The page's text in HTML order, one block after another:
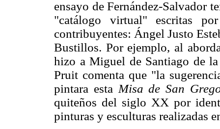
ensayo de Fernández-Salvador
"catálogo virtual" escritas
contribuyentes: Ángel Justo
Bustillos. Por ejemplo, al
hizo a Miguel de Santiago de
Pruit comenta que "la
pintara esta Misa de San
quiteños del siglo XX por
pinturas y esculturas realizadas